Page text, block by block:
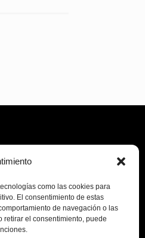
como las cookies para
El consentimiento de estas
de navegación o las
retirar el consentimiento, puede